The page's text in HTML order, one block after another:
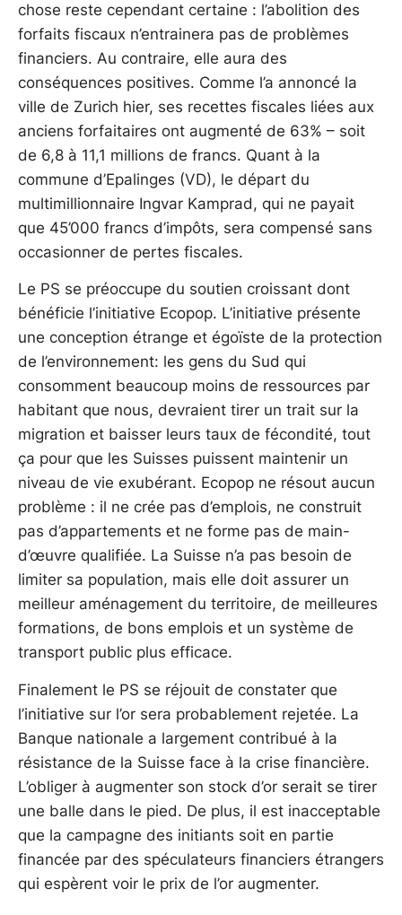
chose reste cependant certaine : l’abolition des
forfaits fiscaux n’entrainera pas de problèmes
financiers. Au contraire, elle aura des
conséquences positives. Comme l’a annoncé la
ville de Zurich hier, ses recettes fiscales liées aux
anciens forfaitaires ont augmenté de 63% – soit
de 6,8 à 11,1 millions de francs. Quant à la
commune d’Epalinges (VD), le départ du
multimillionnaire Ingvar Kamprad, qui ne payait
que 45’000 francs d’impôts, sera compensé sans
occasionner de pertes fiscales.
Le PS se préoccupe du soutien croissant dont
bénéficie l’initiative Ecopop. L’initiative présente
une conception étrange et égoïste de la protection
de l’environnement: les gens du Sud qui
consomment beaucoup moins de ressources par
habitant que nous, devraient tirer un trait sur la
migration et baisser leurs taux de fécondité, tout
ça pour que les Suisses puissent maintenir un
niveau de vie exubérant. Ecopop ne résout aucun
problème : il ne crée pas d’emplois, ne construit
pas d’appartements et ne forme pas de main-
d’œuvre qualifiée. La Suisse n’a pas besoin de
limiter sa population, mais elle doit assurer un
meilleur aménagement du territoire, de meilleures
formations, de bons emplois et un système de
transport public plus efficace.
Finalement le PS se réjouit de constater que
l’initiative sur l’or sera probablement rejetée. La
Banque nationale a largement contribué à la
résistance de la Suisse face à la crise financière.
L’obliger à augmenter son stock d’or serait se tirer
une balle dans le pied. De plus, il est inacceptable
que la campagne des initiants soit en partie
financée par des spéculateurs financiers étrangers
qui espèrent voir le prix de l’or augmenter.